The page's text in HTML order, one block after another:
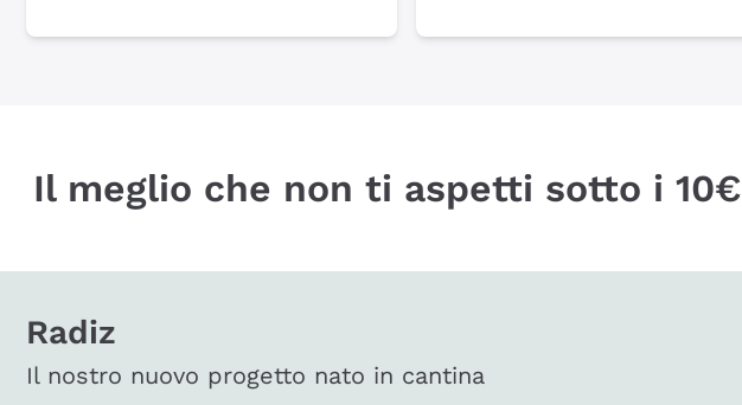
Il meglio che non ti aspetti sotto i 10€
Radiz
Il nostro nuovo progetto nato in cantina